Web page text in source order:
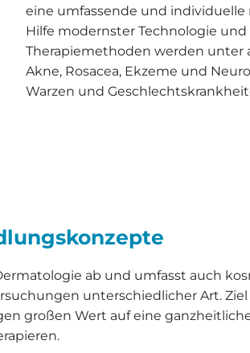
eine umfassende und
Hilfe modernster Technologie
Therapiemethoden werden
Akne, Rosacea, Ekzeme und
Warzen und
ab und umfasst auch
unterschiedlicher Art. Ziel
großen Wert auf eine